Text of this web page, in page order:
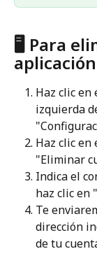
🖥 Para
Haz clic
izquierda
Haz clic
"Eliminar
Indica el
haz clic en
Te
dirección
de tu